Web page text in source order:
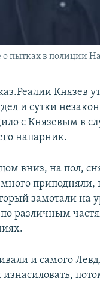
пытках в полиции
Князев
и сутки
с Князевым в
напарник.
вниз, на пол,
замотали на
различным
и самого